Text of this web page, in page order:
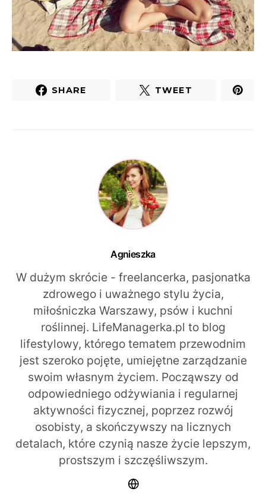
SHARE TWEET
Agnieszka
W dużym skrócie - freelancerka, pasjonatka
zdrowego i uważnego stylu życia,
miłośniczka Warszawy, psów i kuchni
roślinnej. LifeManagerka.pl to blog
lifestylowy, którego tematem przewodnim
jest szeroko pojęte, umiejętne zarządzanie
swoim własnym życiem. Począwszy od
odpowiedniego odżywiania i regularnej
aktywności fizycznej, poprzez rozwój
osobisty, a skończywszy na licznych
detalach, które czynią nasze życie lepszym,
prostszym i szczęśliwszym.